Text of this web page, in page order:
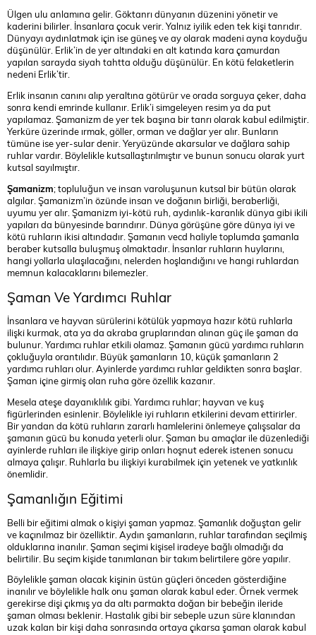
Ülgen ulu anlamına gelir. Göktanrı dünyanın düzenini yönetir ve
kaderini bilirler. İnsanlara çocuk verir. Yalnız iyilik eden tek kişi tanrıdır.
Dünyayı aydınlatmak için ise güneş ve ay olarak madeni ayna koyduğu
düşünülür. Erlik’in de yer altındaki en alt katında kara çamurdan
yapılan sarayda siyah tahtta olduğu düşünülür. En kötü felaketlerin
nedeni Erlik’tir.
Erlik insanın canını alıp yeraltına götürür ve orada sorguya çeker, daha
sonra kendi emrinde kullanır. Erlik’i simgeleyen resim ya da put
yapılamaz. Şamanizm de yer tek başına bir tanrı olarak kabul edilmiştir.
Yerküre üzerinde ırmak, göller, orman ve dağlar yer alır. Bunların
tümüne ise yer-sular denir. Yeryüzünde akarsular ve dağlara sahip
ruhlar vardır. Böylelikle kutsallaştırılmıştır ve bunun sonucu olarak yurt
kutsal sayılmıştır.
Şamanizm; topluluğun ve insan varoluşunun kutsal bir bütün olarak
algılar. Şamanizm’in özünde insan ve doğanın birliği, beraberliği,
uyumu yer alır. Şamanizm iyi-kötü ruh, aydınlık-karanlık dünya gibi ikili
yapıları da bünyesinde barındırır. Dünya görüşüne göre dünya iyi ve
kötü ruhların ikisi altındadır. Şamanın vecd haliyle toplumda şamanla
beraber kutsalla buluşmuş olmaktadır. İnsanlar ruhların huylarını,
hangi yollarla ulaşılacağını, nelerden hoşlandığını ve hangi ruhlardan
memnun kalacaklarını bilemezler.
Şaman Ve Yardımcı Ruhlar
İnsanlara ve hayvan sürülerini kötülük yapmaya hazır kötü ruhlarla
ilişki kurmak, ata ya da akraba gruplarından alınan güç ile şaman da
bulunur. Yardımcı ruhlar etkili olamaz. Şamanın gücü yardımcı ruhların
çokluğuyla orantılıdır. Büyük şamanların 10, küçük şamanların 2
yardımcı ruhları olur. Ayinlerde yardımcı ruhlar geldikten sonra başlar.
Şaman içine girmiş olan ruha göre özellik kazanır.
Mesela ateşe dayanıklılık gibi. Yardımcı ruhlar; hayvan ve kuş
figürlerinden esinlenir. Böylelikle iyi ruhların etkilerini devam ettirirler.
Bir yandan da kötü ruhların zararlı hamlelerini önlemeye çalışsalar da
şamanın gücü bu konuda yeterli olur. Şaman bu amaçlar ile düzenlediği
ayinlerde ruhları ile ilişkiye girip onları hoşnut ederek istenen sonucu
almaya çalışır. Ruhlarla bu ilişkiyi kurabilmek için yetenek ve yatkınlık
önemlidir.
Şamanlığın Eğitimi
Belli bir eğitimi almak o kişiyi şaman yapmaz. Şamanlık doğuştan gelir
ve kaçınılmaz bir özelliktir. Aydın şamanların, ruhlar tarafından seçilmiş
olduklarına inanılır. Şaman seçimi kişisel iradeye bağlı olmadığı da
belirtilir. Bu seçim kişide tanımlanan bir takım belirtilere göre yapılır.
Böylelikle şaman olacak kişinin üstün güçleri önceden gösterdiğine
inanılır ve böylelikle halk onu şaman olarak kabul eder. Örnek vermek
gerekirse dişi çıkmış ya da altı parmakta doğan bir bebeğin ileride
şaman olması beklenir. Hastalık gibi bir sebeple uzun süre klanından
uzak kalan bir kişi daha sonrasında ortaya çıkarsa şaman olarak kabul